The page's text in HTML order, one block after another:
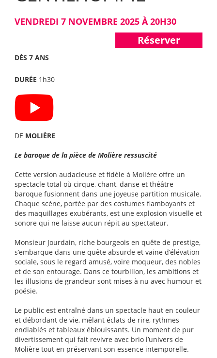
VENDREDI 7 NOVEMBRE 2025 À 20H30
Réserver
DÈS 7 ANS
DURÉE 1h30
DE MOLIÈRE
Le baroque de la pièce de Molière ressuscité
Cette version audacieuse et fidèle à Molière offre un
spectacle total où cirque, chant, danse et théâtre
baroque fusionnent dans une joyeuse partition musicale.
Chaque scène, portée par des costumes flamboyants et
des maquillages exubérants, est une explosion visuelle et
sonore qui ne laisse aucun répit au spectateur.
Monsieur Jourdain, riche bourgeois en quête de prestige,
s’embarque dans une quête absurde et vaine d’élévation
sociale, sous le regard amusé, voire moqueur, des nobles
et de son entourage. Dans ce tourbillon, les ambitions et
les illusions de grandeur sont mises à nu avec humour et
poésie.
Le public est entraîné dans un spectacle haut en couleur
et débordant de vie, mêlant éclats de rire, rythmes
endiablés et tableaux éblouissants. Un moment de pur
divertissement qui fait revivre avec brio l’univers de
Molière tout en préservant son essence intemporelle.